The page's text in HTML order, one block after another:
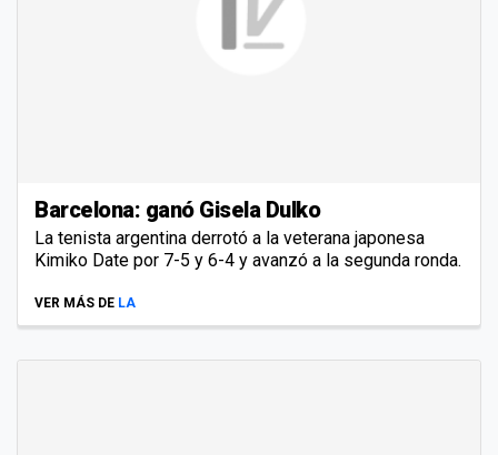
Barcelona: ganó Gisela Dulko
La tenista argentina derrotó a la veterana japonesa
Kimiko Date por 7-5 y 6-4 y avanzó a la segunda ronda.
VER MÁS DE LA